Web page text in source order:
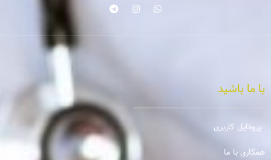
با ما باشید
پروفایل کاربری
همکاری با ما